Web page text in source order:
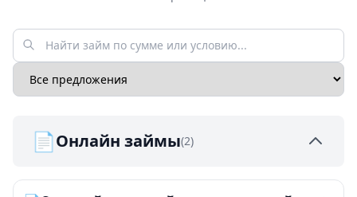
📄Онлайн займы(2)